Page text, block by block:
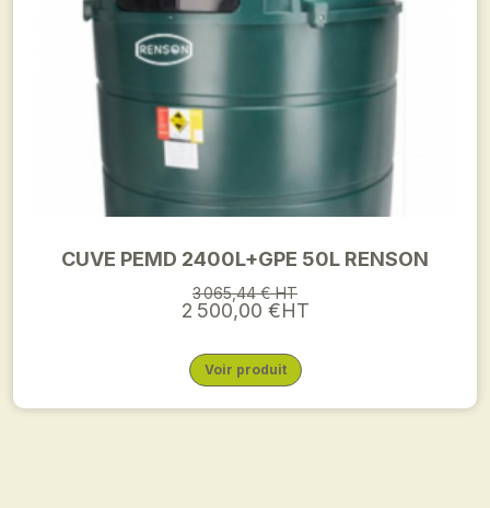
CUVE PEMD 2400L+GPE 50L RENSON
3 065,44 € HT
2 500,00 €HT
Voir produit